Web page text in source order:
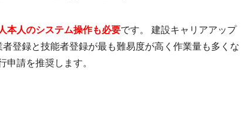
本人のシステム操作も必要です。 建設キャリアアップ
登録と技能者登録が最も難易度が高く作業量も多くな
申請を推奨します。